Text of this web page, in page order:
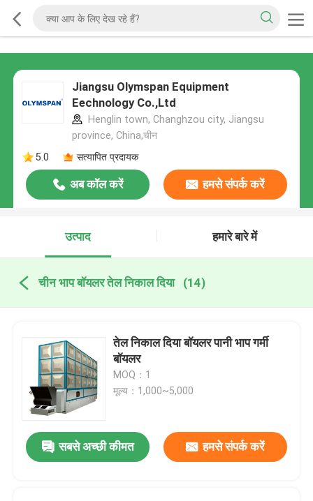
Jiangsu Olymspan Equipment
Eechnology Co.,Ltd
Henglin town, Changhzou city, Jiangsu
province, China,चीन
5.0
सत्यापित प्रदायक
अब कॉल करें हमसे संपर्क करें
उत्पाद हमारे बारे में
चीन भाप बॉयलर तेल निकाल दिया (14)
तेल निकाल दिया बॉयलर पानी भाप गर्मी
बॉयलर
MOQ：1
मूल्य：1,000~5,000
सबसे अच्छी कीमत हमसे संपर्क करें